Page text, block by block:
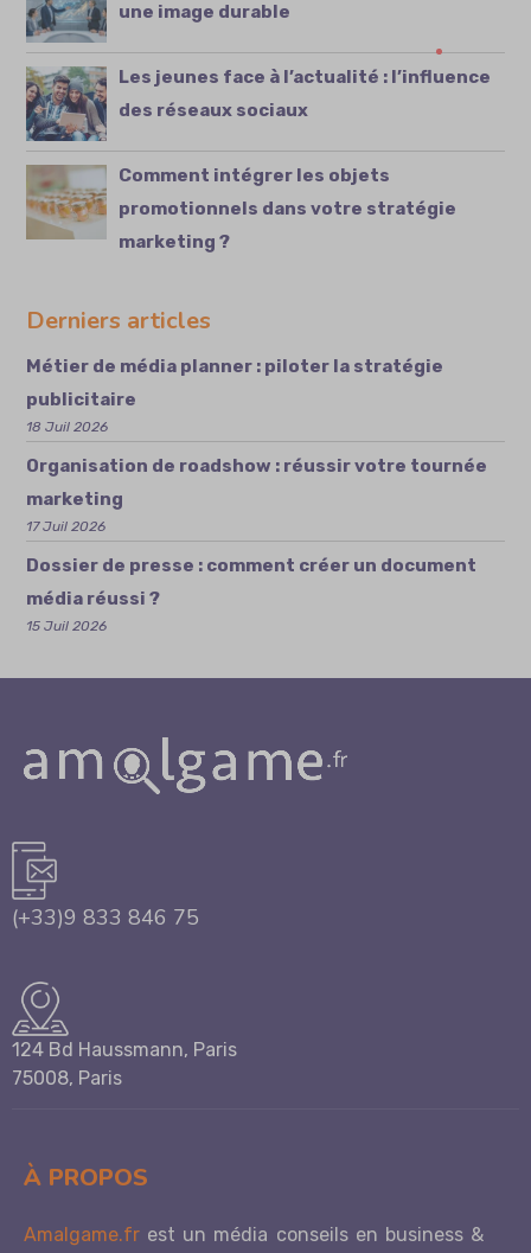
une image durable
Les jeunes face à l’actualité : l’influence
des réseaux sociaux
Comment intégrer les objets
promotionnels dans votre stratégie
marketing ?
Derniers articles
Métier de média planner : piloter la stratégie
publicitaire
18 Juil 2026
Organisation de roadshow : réussir votre tournée
marketing
17 Juil 2026
Dossier de presse : comment créer un document
média réussi ?
15 Juil 2026
(+33)9 833 846 75
124 Bd Haussmann, Paris
75008, Paris
À PROPOS
Amalgame.fr est un média conseils en business &